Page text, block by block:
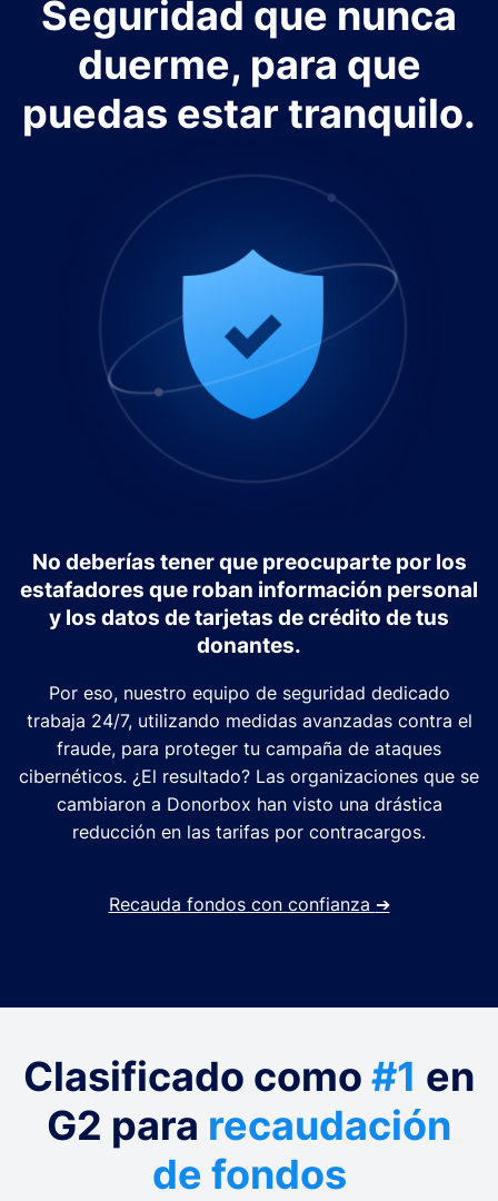
Seguridad que nunca
duerme, para que
puedas estar tranquilo.
No deberías tener que preocuparte por los
estafadores que roban información personal
y los datos de tarjetas de crédito de tus
donantes.
Por eso, nuestro equipo de seguridad dedicado
trabaja 24/7, utilizando medidas avanzadas contra el
fraude, para proteger tu campaña de ataques
cibernéticos. ¿El resultado? Las organizaciones que se
cambiaron a Donorbox han visto una drástica
reducción en las tarifas por contracargos.
Recauda fondos con confianza ➔
Clasificado como #1 en
G2 para recaudación
de fondos